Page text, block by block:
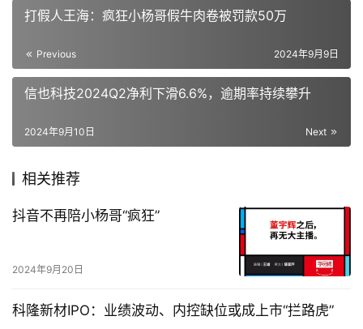
打假人王海：疯狂小杨哥假牛肉卷被罚款50万
Previous 2024年9月9日
信也科技2024Q2净利下滑6.6%，逾期率持续攀升
Next
2024年9月10日
相关推荐
抖音不再陪小杨哥“疯狂”
2024年9月20日
科隆新材IPO：业绩波动、内控缺位或成上市“拦路虎”